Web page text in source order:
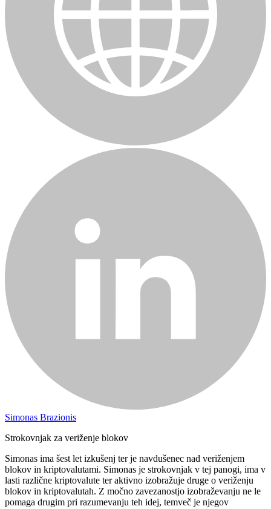
Simonas Brazionis
Strokovnjak za veriženje blokov
Simonas ima šest let izkušenj ter je navdušenec nad veriženjem
blokov in kriptovalutami. Simonas je strokovnjak v tej panogi, ima v
lasti različne kriptovalute ter aktivno izobražuje druge o veriženju
blokov in kriptovalutah. Z močno zavezanostjo izobraževanju ne le
pomaga drugim pri razumevanju teh idej, temveč je njegov